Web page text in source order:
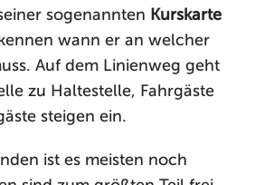
sogenannten Kurskarte
wann er an welcher
Auf dem Linienweg geht
zu Haltestelle, Fahrgäste
steigen ein.
ist es meisten noch